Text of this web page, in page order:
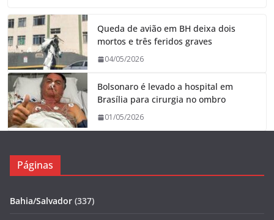
Queda de avião em BH deixa dois
mortos e três feridos graves
04/05/2026
Bolsonaro é levado a hospital em
Brasília para cirurgia no ombro
01/05/2026
Páginas
Bahia/Salvador (337)